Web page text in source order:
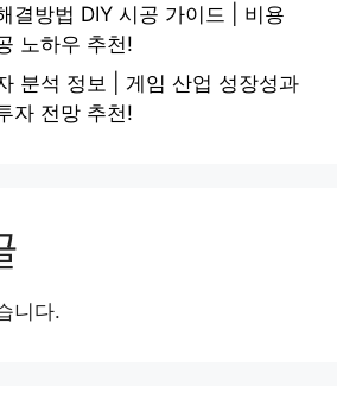
결방법 DIY 시공 가이드 | 비용
노하우 추천!
분석 정보 | 게임 산업 성장성과
자 전망 추천!
니다.